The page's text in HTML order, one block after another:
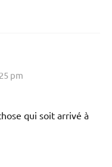
pm
qui soit arrivé à